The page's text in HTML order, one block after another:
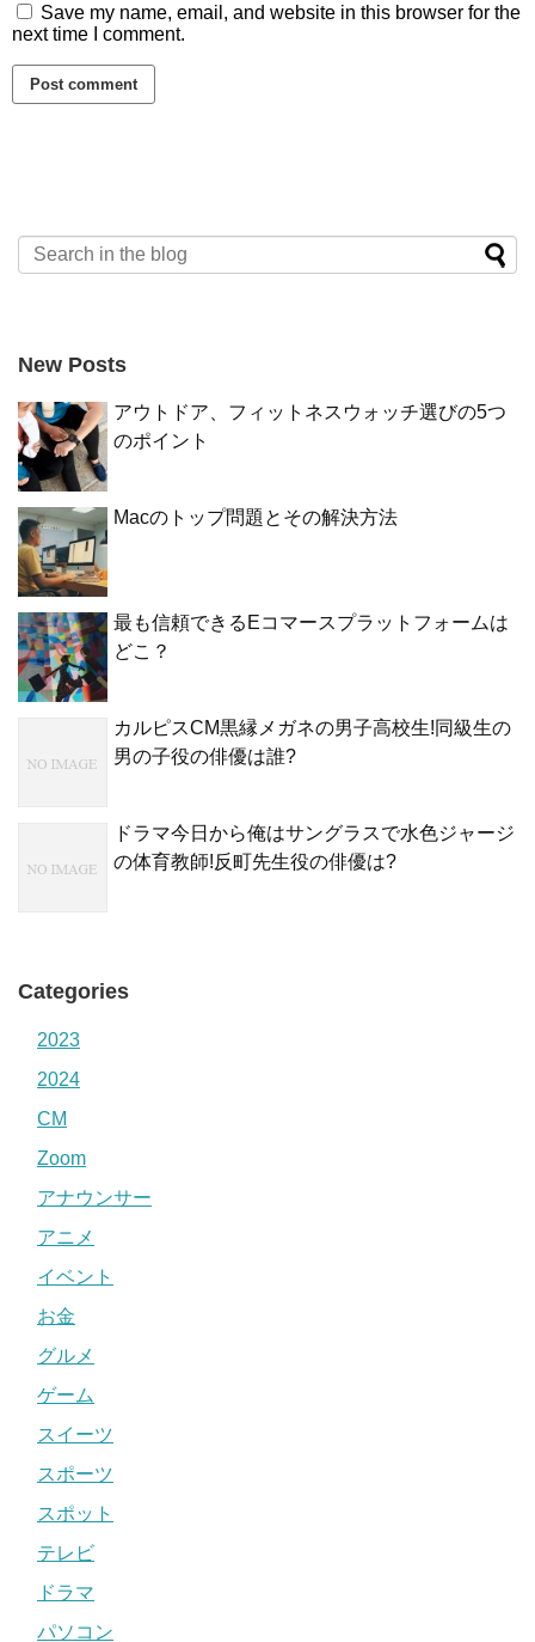
Save my name, email, and website in this browser for the
next time I comment.
New Posts
アウトドア、フィットネスウォッチ選びの5つ
のポイント
Macのトップ問題とその解決方法
最も信頼できるEコマースプラットフォームは
どこ？
カルピスCM黒縁メガネの男子高校生!同級生の
男の子役の俳優は誰?
ドラマ今日から俺はサングラスで水色ジャージ
の体育教師!反町先生役の俳優は?
Categories
2023
2024
CM
Zoom
アナウンサー
アニメ
イベント
お金
グルメ
ゲーム
スイーツ
スポーツ
スポット
テレビ
ドラマ
パソコン